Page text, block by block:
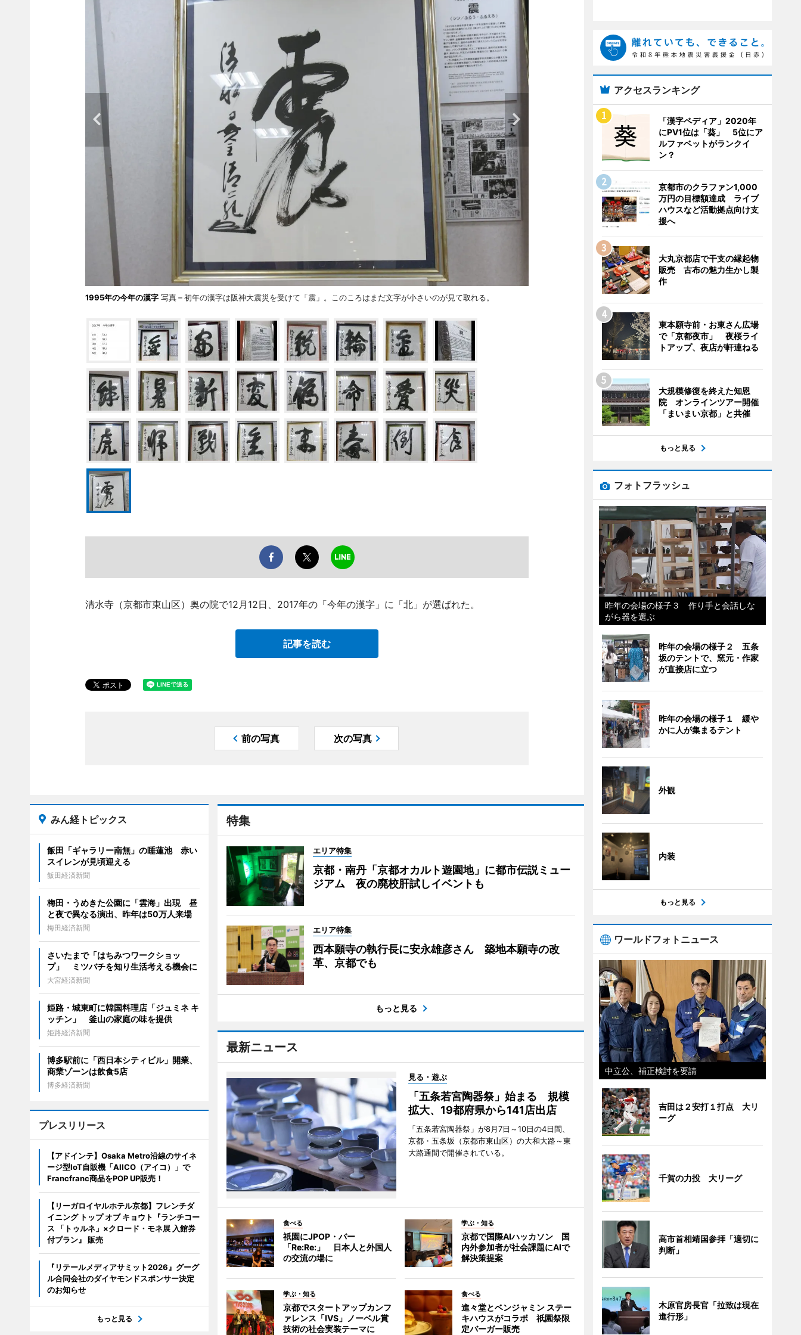
1995年の今年の漢字写真＝初年の漢字は阪神大震災を受けて「震」。このころはまだ文字が小さいのが見て取れる。
清水寺（京都市東山区）奥の院で12月12日、2017年の「今年の漢字」に「北」が選ばれた。
記事を読む
前の写真 次の写真
特集
エリア特集
京都・南丹「京都オカルト遊園地」に都市伝説ミュー
ジアム 夜の廃校肝試しイベントも
エリア特集
西本願寺の執行長に安永雄彦さん 築地本願寺の改
革、京都でも
もっと見る
最新ニュース
見る・遊ぶ
「五条若宮陶器祭」始まる 規模
拡大、19都府県から141店出店
「五条若宮陶器祭」が8月7日～10日の4日間、
京都・五条坂（京都市東山区）の大和大路～東
大路通間で開催されている。
食べる
祇園にJPOP・バー
「Re:Re:」 日本人と外国人
の交流の場に
学ぶ・知る
京都で国際AIハッカソン 国
内外参加者が社会課題にAIで
解決策提案
学ぶ・知る
京都でスタートアップカンフ
ァレンス「IVS」ノーベル賞
技術の社会実装テーマに
食べる
進々堂とベンジャミン ステー
キハウスがコラボ 祇園祭限
定バーガー販売
みん経トピックス
飯田「ギャラリー南無」の睡蓮池 赤い
スイレンが見頃迎える
飯田経済新聞
梅田・うめきた公園に「雲海」出現 昼
と夜で異なる演出、昨年は50万人来場
梅田経済新聞
さいたまで「はちみつワークショッ
プ」 ミツバチを知り生活考える機会に
大宮経済新聞
姫路・城東町に韓国料理店「ジュミネ キ
ッチン」 釜山の家庭の味を提供
姫路経済新聞
博多駅前に「西日本シティビル」開業、
商業ゾーンは飲食5店
博多経済新聞
プレスリリース
【アドインテ】Osaka Metro沿線のサイネ
ージ型IoT自販機「AIICO（アイコ）」で
Francfranc商品をPOP UP販売！
【リーガロイヤルホテル京都】フレンチダ
イニング トップ オブ キョウト『ランチコー
ス 「トゥルネ」×クロード・モネ展 入館券
付プラン』 販売
『リテールメディアサミット2026』グーグ
ル合同会社のダイヤモンドスポンサー決定
のお知らせ
もっと見る
アクセスランキング
「漢字ペディア」2020年
にPV1位は「葵」 5位にア
ルファベットがランクイ
ン？
京都市のクラファン1,000
万円の目標額達成 ライブ
ハウスなど活動拠点向け支
援へ
大丸京都店で干支の縁起物
販売 古布の魅力生かし製
作
東本願寺前・お東さん広場
で「京都夜市」 夜桜ライ
トアップ、夜店が軒連ねる
大規模修復を終えた知恩
院 オンラインツアー開催
「まいまい京都」と共催
もっと見る
フォトフラッシュ
昨年の会場の様子３ 作り手と会話しな
がら器を選ぶ
昨年の会場の様子２ 五条
坂のテントで、窯元・作家
が直接店に立つ
昨年の会場の様子１ 緩や
かに人が集まるテント
外観
内装
もっと見る
ワールドフォトニュース
中立公、補正検討を要請
吉田は２安打１打点 大リ
ーグ
千賀の力投 大リーグ
高市首相靖国参拝「適切に
判断」
木原官房長官「拉致は現在
進行形」